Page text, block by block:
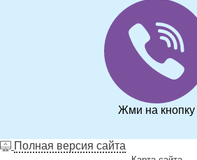
Жми на кнопку
Полная версия сайта